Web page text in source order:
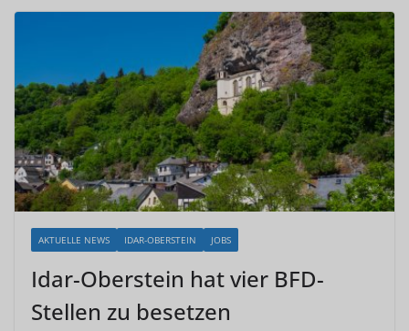
AKTUELLE NEWS IDAR-OBERSTEIN JOBS
Idar-Oberstein hat vier BFD-
Stellen zu besetzen